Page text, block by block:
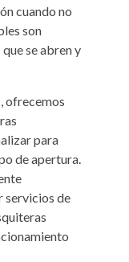
cuando no
son
que se abren y
, ofrecemos
para
de apertura.
servicios de